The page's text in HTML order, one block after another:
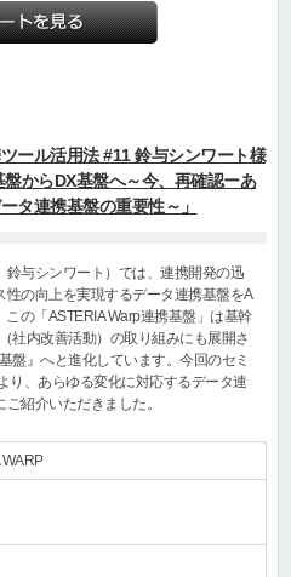
ール活用法 #11 鈴与シンワート様
からDX基盤へ～今、再確認ーあ
タ連携基盤の重要性～」
与シンワート）では、連携開発の迅
の向上を実現するデータ連携基盤をA
の「ASTERIA Warp連携基盤」は基幹
社内改善活動）の取り組みにも展開さ
盤』へと進化しています。今回のセミ
り、あらゆる変化に対応するデータ連
紹介いただきました。